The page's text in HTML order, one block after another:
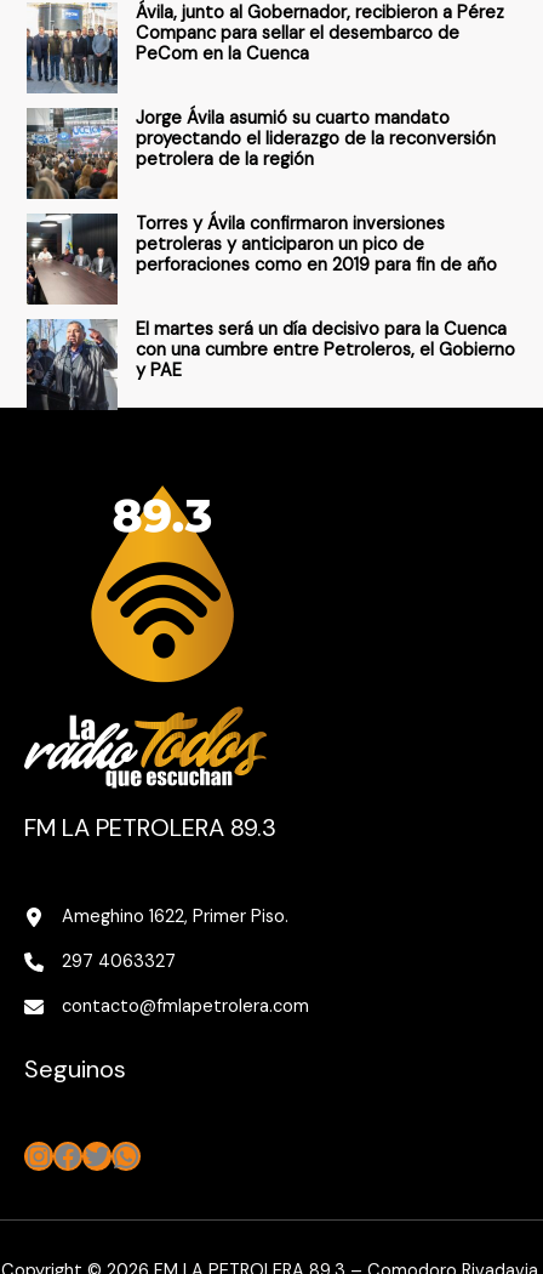
o
r
:
Ávila, junto al Gobernador, recibieron a Pérez
Companc para sellar el desembarco de
PeCom en la Cuenca
Jorge Ávila asumió su cuarto mandato
proyectando el liderazgo de la reconversión
petrolera de la región
Torres y Ávila confirmaron inversiones
petroleras y anticiparon un pico de
perforaciones como en 2019 para fin de año
El martes será un día decisivo para la Cuenca
con una cumbre entre Petroleros, el Gobierno
y PAE
FM LA PETROLERA 89.3
Ameghino 1622, Primer Piso.
297 4063327
contacto@fmlapetrolera.com
Seguinos
Instagram
Facebook
Twitter
WhatsApp